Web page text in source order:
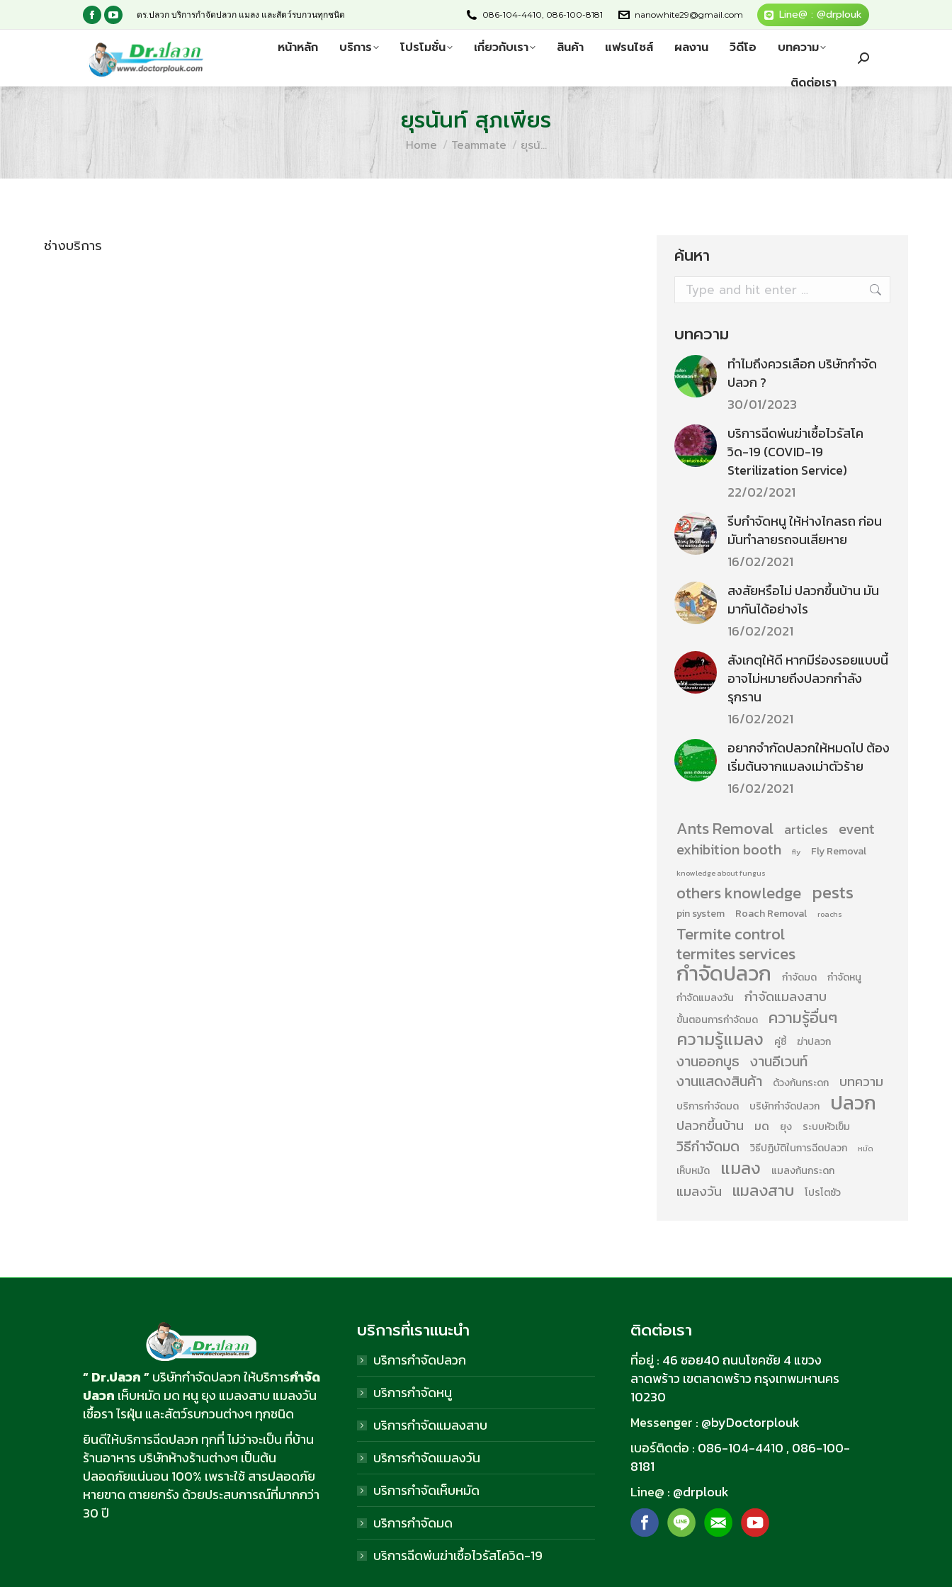
ดร.ปลวก บริการกำจัดปลวก แมลง และสัตว์รบกวนทุกชนิด 086-104-4410, 086-100-8181 nanowhite29@gmail.com Line@ : @drplouk
หน้าหลัก บริการ โปรโมชั่น เกี่ยวกับเรา สินค้า แฟรนไชส์ ผลงาน วิดีโอ บทความ
ติดต่อเรา
ยุรนันท์ สุภเพียร
You are here:
Home Teammate ยุรนั…
ช่างบริการ ค้นหา
บทความ
ทำไมถึงควรเลือก บริษัทกำจัด
ปลวก ?
30/01/2023
บริการฉีดพ่นฆ่าเชื้อไวรัสโค
วิด-19 (COVID-19
Sterilization Service)
22/02/2021
รีบกำจัดหนู ให้ห่างไกลรถ ก่อน
มันทำลายรถจนเสียหาย
16/02/2021
สงสัยหรือไม่ ปลวกขึ้นบ้าน มัน
มากันได้อย่างไร
16/02/2021
สังเกตุให้ดี หากมีร่องรอยแบบนี้
อาจไม่หมายถึงปลวกกำลัง
รุกราน
16/02/2021
อยากจำกัดปลวกให้หมดไป ต้อง
เริ่มต้นจากแมลงเม่าตัวร้าย
16/02/2021
Ants Removal articles
event
exhibition booth
fly Fly Removal
knowledge about fungus
others knowledge pests
pin system Roach Removal roachs
Termite control
termites services
กำจัดปลวก กำจัดมด
กำจัดหนู
กำจัดแมลงวัน
กำจัดแมลงสาบ
ขั้นตอนการกำจัดมด ความรู้อื่นๆ
ความรู้แมลง คู่ซี้ ฆ่าปลวก
งานออกบูธ งานอีเวนท์
งานแสดงสินค้า
ด้วงก้นกระดก บทความ
บริการกำจัดมด บริษัทกำจัดปลวก ปลวก
ปลวกขึ้นบ้าน มด ยุง ระบบหัวเข็ม
วิธีกำจัดมด วิธีปฏิบัติในการฉีดปลวก หมัด
เห็บหมัด แมลง แมลงก้นกระดก
แมลงวัน แมลงสาบ โปรโตซัว
“ Dr.ปลวก ”บริษัทกำจัดปลวก ให้บริการกำจัด
ปลวก เห็บหมัด มด หนู ยุง แมลงสาบ แมลงวัน
เชื้อรา ไรฝุ่น และสัตว์รบกวนต่างๆ ทุกชนิด
ยินดีให้บริการฉีดปลวก ทุกที่ ไม่ว่าจะเป็น ที่บ้าน
ร้านอาหาร บริษัทห้างร้านต่างๆ เป็นต้น
ปลอดภัยแน่นอน 100% เพราะใช้ สารปลอดภัย
หายขาด ตายยกรัง ด้วยประสบการณ์ที่มากกว่า
30 ปี
บริการที่เราแนะนำ
บริการกำจัดปลวก
บริการกำจัดหนู
บริการกำจัดแมลงสาบ
บริการกำจัดแมลงวัน
บริการกำจัดเห็บหมัด
บริการกำจัดมด
บริการฉีดพ่นฆ่าเชื้อไวรัสโควิด-19
ติดต่อเรา
ที่อยู่ : 46 ซอย40 ถนนโชคชัย 4 แขวง
ลาดพร้าว เขตลาดพร้าว กรุงเทพมหานคร
10230
Messenger : @byDoctorplouk
เบอร์ติดต่อ : 086-104-4410 , 086-100-
8181
Line@ : @drplouk